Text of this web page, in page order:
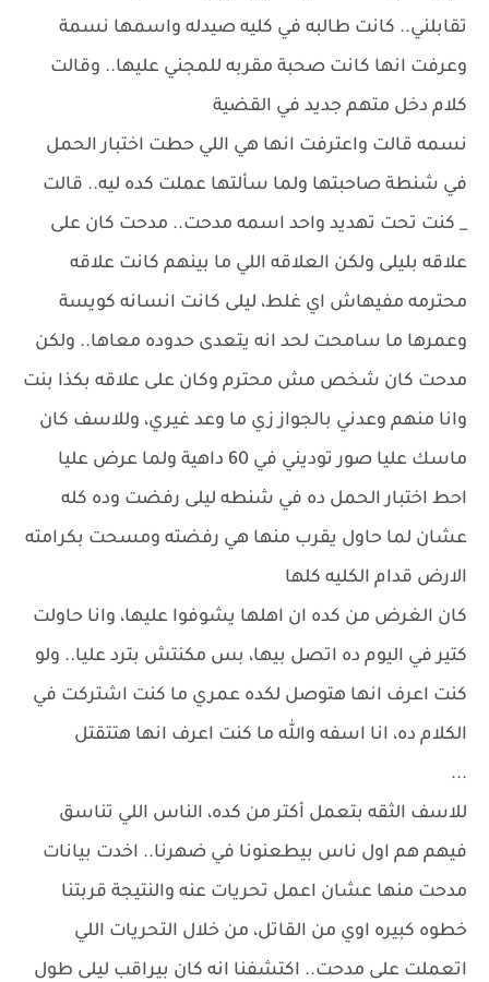
تقابلني.. كانت طالبه في كليه صيدله واسمها نسمة
وعرفت انها كانت صحبة مقربه للمجني عليها.. وقالت
كلام دخل متهم جديد في القضية
نسمه قالت واعترفت انها هي اللي حطت اختبار الحمل
في شنطة صاحبتها ولما سألتها عملت كده ليه.. قالت
_ كنت تحت تهديد واحد اسمه مدحت.. مدحت كان على
علاقه بليلى ولكن العلاقه اللي ما بينهم كانت علاقه
محترمه مفيهاش اي غلط، ليلى كانت انسانه كويسة
وعمرها ما سامحت لحد انه يتعدى حدوده معاها.. ولكن
مدحت كان شخص مش محترم وكان على علاقه بكذا بنت
وانا منهم وعدني بالجواز زي ما وعد غيري، وللاسف كان
ماسك عليا صور توديني في 60 داهية ولما عرض عليا
احط اختبار الحمل ده في شنطه ليلى رفضت وده كله
عشان لما حاول يقرب منها هي رفضته ومسحت بكرامته
الارض قدام الكليه كلها
كان الغرض من كده ان اهلها يشوفوا عليها، وانا حاولت
كتير في اليوم ده اتصل بيها، بس مكنتش بترد عليا.. ولو
كنت اعرف انها هتوصل لكده عمري ما كنت اشتركت في
الكلام ده، انا اسفه والله ما كنت اعرف انها هتتقتل
...
للاسف الثقه بتعمل أكتر من كده، الناس اللي تناسق
فيهم هم اول ناس بيطعنونا في ضهرنا.. اخدت بيانات
مدحت منها عشان اعمل تحريات عنه والنتيجة قربتنا
خطوه كبيره اوي من القاتل، من خلال التحريات اللي
اتعملت على مدحت.. اكتشفنا انه كان بيراقب ليلى طول